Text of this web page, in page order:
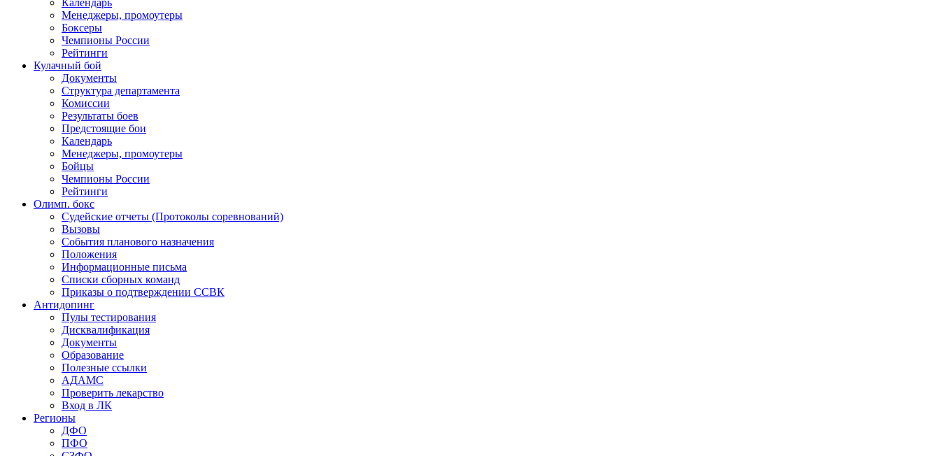
Календарь
Менеджеры, промоутеры
Боксеры
Чемпионы России
Рейтинги
Кулачный бой
Документы
Структура департамента
Комиссии
Результаты боев
Предстоящие бои
Календарь
Менеджеры, промоутеры
Бойцы
Чемпионы России
Рейтинги
Олимп. бокс
Судейские отчеты (Протоколы соревнований)
Вызовы
События планового назначения
Положения
Информационные письма
Списки сборных команд
Приказы о подтверждении ССВК
Антидопинг
Пулы тестирования
Дисквалификация
Документы
Образование
Полезные ссылки
АДАМС
Проверить лекарство
Вход в ЛК
Регионы
ДФО
ПФО